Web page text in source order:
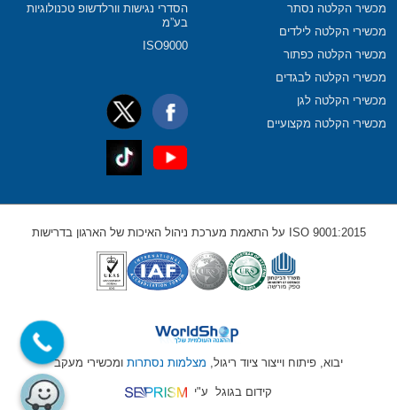
מכשיר הקלטה נסתר
מכשירי הקלטה לילדים
מכשיר הקלטה כפתור
מכשירי הקלטה לבגדים
מכשירי הקלטה לגן
מכשירי הקלטה מקצועיים
הסדרי נגישות וורלדשופ טכנולוגיות
בע”מ
ISO9000
ISO 9001:2015 על התאמת מערכת ניהול האיכות של הארגון בדרישות
יבוא, פיתוח וייצור ציוד ריגול, מצלמות נסתרות ומכשירי מעקב
קידום בגוגל ע"י